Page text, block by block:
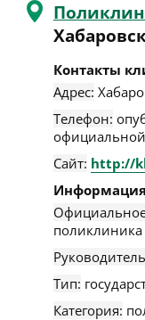
Контакты
Адрес:
Телефон:
официальной
Сайт: http://
Тип:
Категория: